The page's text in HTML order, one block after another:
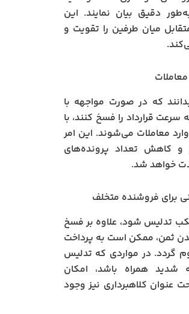
دقیق بیان نمایند. این
میان طرفین را تقویت و
که در صورت مواجهه با
سرعت قرارداد را فسخ کنند، با
معاملات می‌شوند. این امر
و کاهش تعداد پرونده‌های
خواهد شد.
برای فروشنده متخلف
تدلیس شود، علاوه بر فسخ
ثمن، ممکن است به پرداخت
گردد. در مواردی که تدلیس
شدید همراه باشد، امکان
عنوان کلاهبرداری نیز وجود